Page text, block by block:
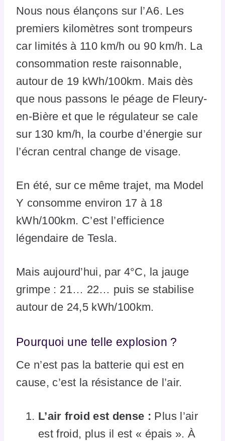
Nous nous élançons sur l’A6. Les
premiers kilomètres sont trompeurs
car limités à 110 km/h ou 90 km/h. La
consommation reste raisonnable,
autour de 19 kWh/100km. Mais dès
que nous passons le péage de Fleury-
en-Bière et que le régulateur se cale
sur 130 km/h, la courbe d’énergie sur
l’écran central change de visage.
En été, sur ce même trajet, ma Model
Y consomme environ 17 à 18
kWh/100km. C’est l’efficience
légendaire de Tesla.
Mais aujourd’hui, par 4°C, la jauge
grimpe : 21… 22… puis se stabilise
autour de 24,5 kWh/100km.
Pourquoi une telle explosion ?
Ce n’est pas la batterie qui est en
cause, c’est la résistance de l’air.
L’air froid est dense : Plus l’air
est froid, plus il est « épais ». À